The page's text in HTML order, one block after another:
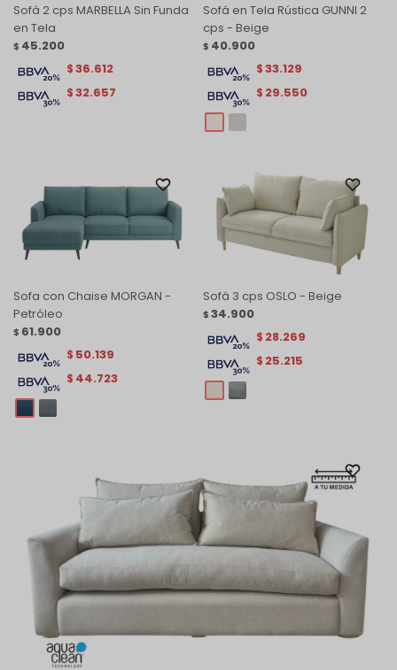
Sofá 2 cps MARBELLA Sin Funda
en Tela
$ 45.200
$32.657
$36.612
Sofá en Tela Rústica GUNNI 2
cps - Beige
$ 40.900
$ 29.550
$33.129
Sofa con Chaise MORGAN -
Petróleo
$ 61.900
$ 44.723
$ 50.139
Sofá 3 cps OSLO - Beige
$ 34.900
$ 25.215
$ 28.269